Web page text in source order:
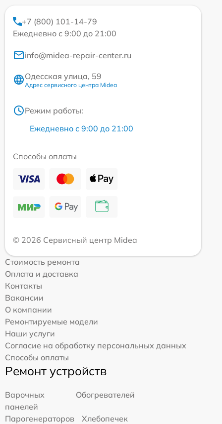
+7 (800) 101-14-79
Ежедневно с 9:00 до 21:00
info@midea-repair-center.ru
Одесская улица, 59
Адрес сервисного центра Midea
Режим работы:
Ежедневно с 9:00 до 21:00
Способы оплаты
© 2026 Сервисный центр Midea
Стоимость ремонта
Оплата и доставка
Контакты
Вакансии
О компании
Ремонтируемые модели
Наши услуги
Согласие на обработку персональных данных
Способы оплаты
Ремонт устройств
Варочных
панелей
Обогревателей
Парогенераторов
Хлебопечек